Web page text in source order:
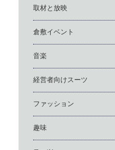
取材と放映
倉敷イベント
音楽
経営者向けスーツ
ファッション
趣味